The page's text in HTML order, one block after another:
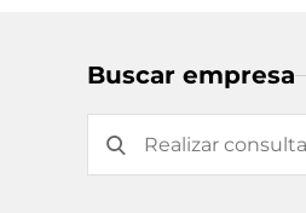
Buscar empresa